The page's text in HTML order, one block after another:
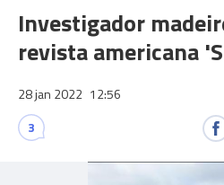
Investigador
revista americana
28 jan 2022 12:56
3